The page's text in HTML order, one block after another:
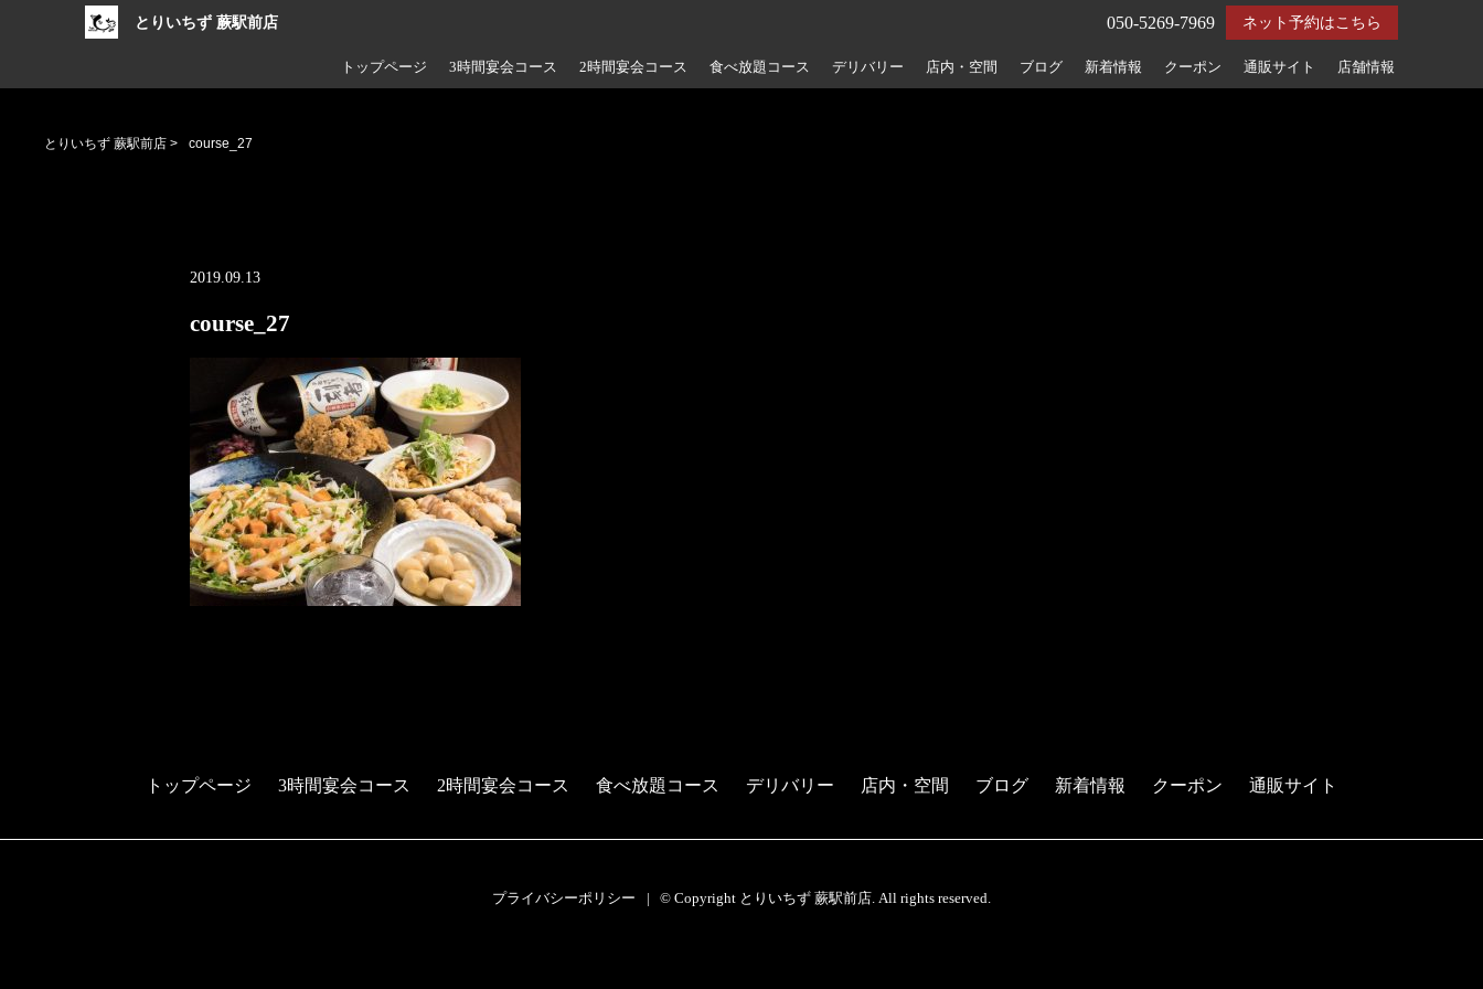
とりいちず 蕨駅前店 ネット予約はこちら
050-5269-7969
トップページ 3時間宴会コース 2時間宴会コース 食べ放題コース デリバリー 店内・空間 ブログ 新着情報 クーポン 通販サイト 店舗情報
とりいちず 蕨駅前店 > course_27
2019.09.13
course_27
トップページ 3時間宴会コース 2時間宴会コース 食べ放題コース デリバリー 店内・空間 ブログ 新着情報 クーポン 通販サイト
プライバシーポリシー © Copyright とりいちず 蕨駅前店. All rights reserved.